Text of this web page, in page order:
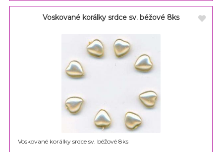
Voskované korálky srdce sv. béžové 8ks
Voskované korálky srdce sv. béžové 8ks